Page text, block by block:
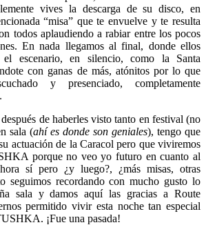
vives la descarga de su disco, en
“misa” que te envuelve y te resulta
todos aplaudiendo a rabiar entre los pocos
En nada llegamos al final, donde ellos
el escenario, en silencio, como la Santa
con ganas de más, atónitos por lo que
y presenciado, completamente
de haberles visto tanto en festival (no
sala (ahí es donde son geniales), tengo que
actuación de la Caracol pero que viviremos
porque no veo yo futuro en cuanto al
sí pero ¿y luego?, ¿más misas, otras
seguimos recordando con mucho gusto lo
sala y damos aquí las gracias a Route
permitido vivir esta noche tan especial
¡Fue una pasada!